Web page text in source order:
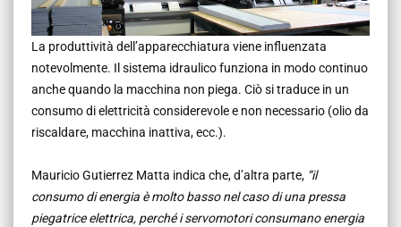
La produttività dell’apparecchiatura viene influenzata
notevolmente. Il sistema idraulico funziona in modo continuo
anche quando la macchina non piega. Ciò si traduce in un
consumo di elettricità considerevole e non necessario (olio da
riscaldare, macchina inattiva, ecc.).
Mauricio Gutierrez Matta indica che, d’altra parte, “il
consumo di energia è molto basso nel caso di una pressa
piegatrice elettrica, perché i servomotori consumano energia